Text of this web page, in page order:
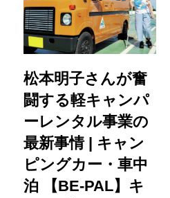
松本明子さんが奮
闘する軽キャンパ
ーレンタル事業の
最新事情 | キャン
ピングカー・車中
泊 【BE-PAL】キ